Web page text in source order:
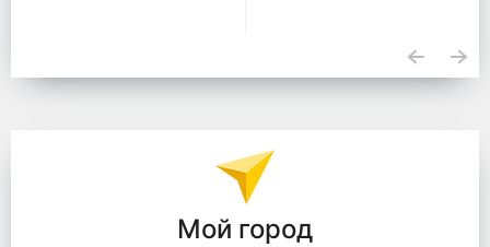
Мой город